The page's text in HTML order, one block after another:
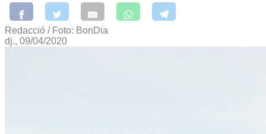
Redacció / Foto: BonDia
dj., 09/04/2020